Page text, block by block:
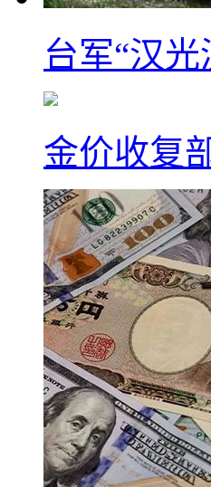
台军“汉
金价收复